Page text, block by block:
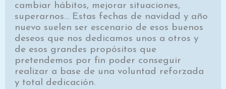
cambiar hábitos, mejorar situaciones,
superarnos… Estas fechas de navidad y año
nuevo suelen ser escenario de esos buenos
deseos que nos dedicamos unos a otros y
de esos grandes propósitos que
pretendemos por fin poder conseguir
realizar a base de una voluntad reforzada
y total dedicación.